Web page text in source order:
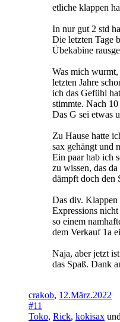
etliche klappen
In nur gut 2 std
Die letzten Tage
Übekabine
Was mich wurmt,
letzten Jahre
ich das Gefühl
stimmte. Nach
Das G sei etwas
Zu Hause hatte
sax gehängt und
Ein paar hab ich
zu wissen, das
dämpft doch den
Das div. Klappen
Expressions
so einem
dem Verkauf 1a
Naja, aber jetzt
das Spaß. Dank
crakob, 12.März.2022
#11
Toko, Rick, kokisax und